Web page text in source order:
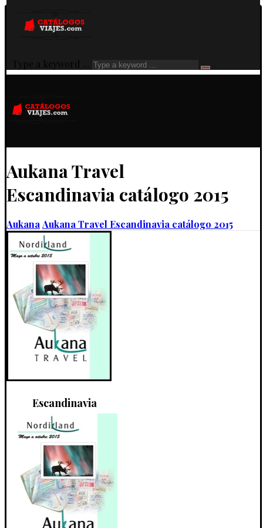
Type a keyword ...
Aukana Travel
Escandinavia catálogo 2015
Aukana Aukana Travel Escandinavia catálogo 2015
Escandinavia